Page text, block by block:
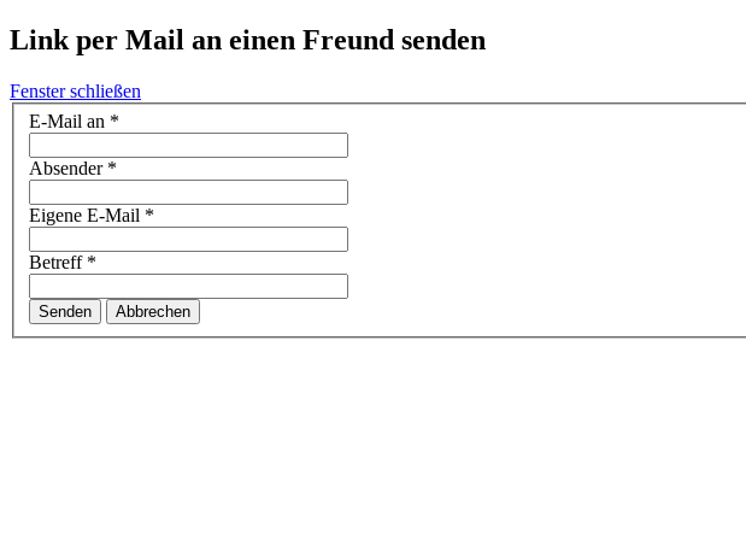
Link per Mail an einen Freund senden
Fenster schließen
E-Mail an *
Absender*
Eigene E-Mail *
Betreff*
Senden Abbrechen